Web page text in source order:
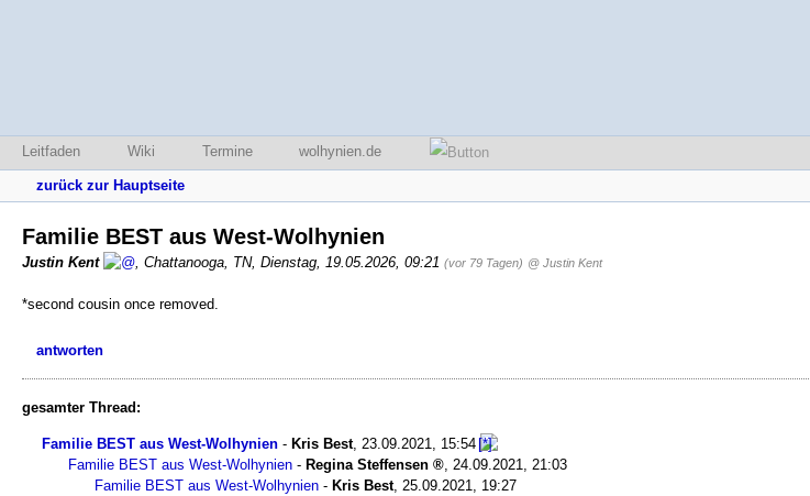
Leitfaden Wiki Termine wolhynien.de
zurück zur Hauptseite
Familie BEST aus West-Wolhynien
Justin Kent , Chattanooga, TN, Dienstag, 19.05.2026, 09:21 (vor 79 Tagen) @ Justin Kent
*second cousin once removed.
antworten
gesamter Thread:
Familie BEST aus West-Wolhynien - Kris Best, 23.09.2021, 15:54
Familie BEST aus West-Wolhynien - Regina Steffensen
24.09.2021, 21:03
Familie BEST aus West-Wolhynien - Kris Best, 25.09.2021, 19:27